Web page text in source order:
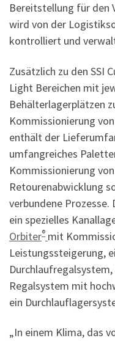
Bereitstellung für den
wird von der
kontrolliert und
Zusätzlich zu den SSI
Light Bereichen mit
Behälterlagerplätzen
Kommissionierung
enthält der
umfangreiches
Kommissionierung
Retourenabwicklung
verbundene Prozesse.
ein spezielles
Orbiter® mit
Leistungssteigerung,
Regalsystem mit
ein
„In einem Klima, das